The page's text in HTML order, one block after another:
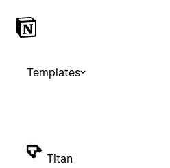
Templates
Titan